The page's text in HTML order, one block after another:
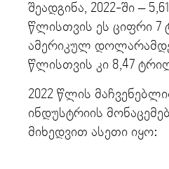
შეადგინა, 2022-ში –
წლისთვის ეს ციფრი
ამერიკულ დოლარამდე
წლისთვის კი 8,47
2022 წლის
ინდუსტრიის
მიხედვით ასეთი იყო: